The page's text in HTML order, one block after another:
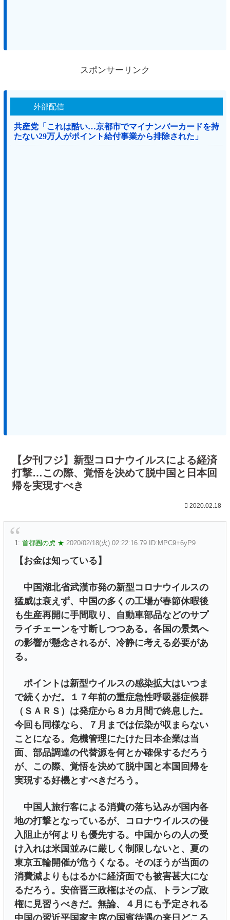
スポンサーリンク
外部配信
共産党「これは酷い…京都市でマイナンバーカードを持
たない29万人がポイント給付事業から排除された」
【夕刊フジ】新型コロナウイルスによる経済
打撃…この際、覚悟を決めて脱中国と日本回
帰を実現すべき
2020.02.18
1: 首都圏の虎 ★ 2020/02/18(火) 02:22:16.79 ID:MPC9+6yP9
【お金は知っている】
中国湖北省武漢市発の新型コロナウイルスの
猛威は衰えず、中国の多くの工場が春節休暇後
も生産再開に手間取り、自動車部品などのサプ
ライチェーンを寸断しつつある。各国の景気へ
の影響が懸念されるが、冷静に考える必要があ
る。
ポイントは新型ウイルスの感染拡大はいつま
で続くかだ。１７年前の重症急性呼吸器症候群
（ＳＡＲＳ）は発症から８カ月間で終息した。
今回も同様なら、７月までは伝染が収まらない
ことになる。危機管理にたけた日本企業は当
面、部品調達の代替源を何とか確保するだろう
が、この際、覚悟を決めて脱中国と本国回帰を
実現する好機とすべきだろう。
中国人旅行客による消費の落ち込みが国内各
地の打撃となっているが、コロナウイルスの侵
入阻止が何よりも優先する。中国からの人の受
け入れは米国並みに厳しく制限しないと、夏の
東京五輪開催が危うくなる。そのほうが当面の
消費減よりもはるかに経済面でも被害甚大にな
るだろう。安倍晋三政権はその点、トランプ政
権に見習うべきだ。無論、４月にも予定される